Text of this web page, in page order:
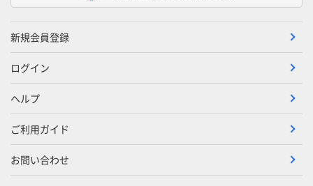
新規会員登録
ログイン
ヘルプ
ご利用ガイド
お問い合わせ